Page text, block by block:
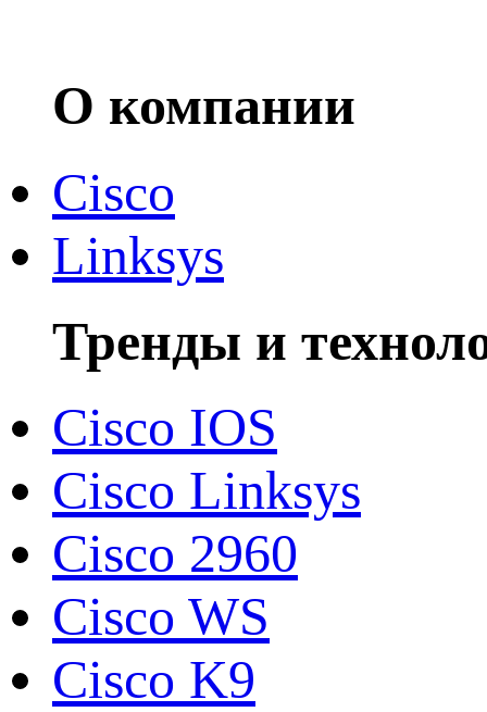
О компании
Cisco
Linksys
Тренды и
Cisco IOS
Cisco Linksys
Cisco 2960
Cisco WS
Cisco K9